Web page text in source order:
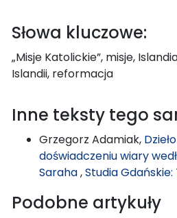
Słowa kluczowe:
„Misje Katolickie”, misje,
Islandii, reformacja
Inne teksty tego
Grzegorz Adamiak,
doświadczeniu wiary
Saraha,Studia
Podobne artykuły